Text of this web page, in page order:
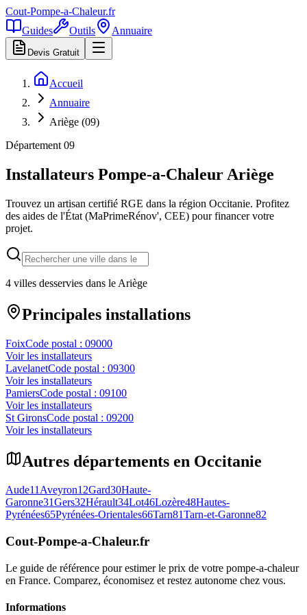
Cout-Pompe-a-Chaleur.fr
Guides
Outils Annuaire
Devis Gratuit
Accueil
Annuaire
Ariège (09)
Département 09
Installateurs Pompe-a-Chaleur Ariège
Trouvez un artisan certifié RGE dans la région Occitanie. Profitez
des aides de l'État (MaPrimeRénov', CEE) pour financer votre
projet.
4 villes desservies dans le Ariège
Principales installations
FoixCode postal : 09000
Voir les installateurs
LavelanetCode postal : 09300
Voir les installateurs
PamiersCode postal : 09100
Voir les installateurs
St GironsCode postal : 09200
Voir les installateurs
Autres départements en Occitanie
Aude11Aveyron12Gard30Haute-
Garonne31Gers32Hérault34Lot46Lozère48Hautes-
Pyrénées65Pyrénées-Orientales66Tarn81Tarn-et-Garonne82
Cout-Pompe-a-Chaleur.fr
Le guide de référence pour estimer le prix de votre pompe-a-chaleur
en France. Comparez, économisez et restez autonome chez vous.
Informations